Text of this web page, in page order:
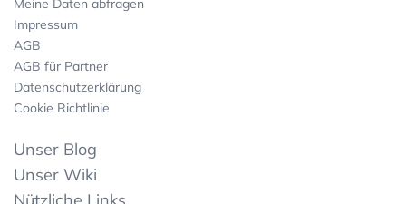
Meine Daten abfragen
Impressum
AGB
AGB für Partner
Datenschutzerklärung
Cookie Richtlinie
Unser Blog
Unser Wiki